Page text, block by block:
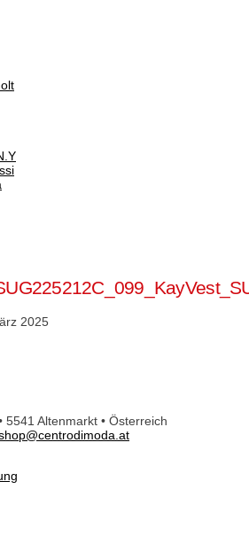
2025
Altenmarkt • Österreich